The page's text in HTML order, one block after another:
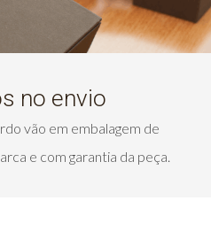
no envio
vão em embalagem de
e com garantia da peça.